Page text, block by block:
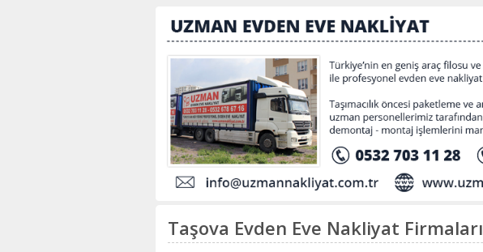
Taşova Evden Eve Nakliyat Firmaları